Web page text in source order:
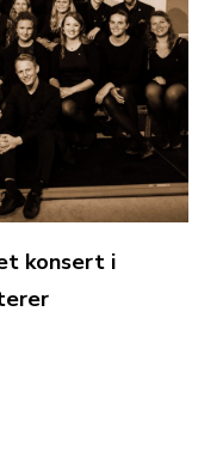
konsert i